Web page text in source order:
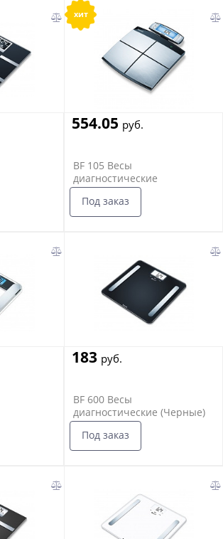
хит
554.05 руб.
BF 105 Весы
диагностические
Под заказ
183 руб.
BF 600 Весы
диагностические (Черные)
Под заказ